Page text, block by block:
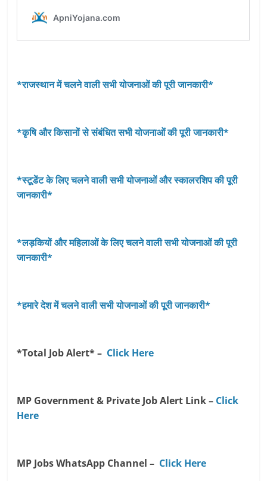
*राजस्‍थान में चलने वाली सभी योजनाओं की पूरी जानकारी*
*कृषि और किसानों से संबंधित सभी योजनाओं की पूरी जानकारी*
*स्टूडेंट के लिए चलने वाली सभी योजनाओं और स्कालरशिप की पूरी
जानकारी*
*लड़कियों और महिलाओं के लिए चलने वाली सभी योजनाओं की पूरी
जानकारी*
*हमारे देश में चलने वाली सभी योजनाओं की पूरी जानकारी*
*Total Job Alert* – Click Here
MP Government & Private Job Alert Link – Click
Here
MP Jobs WhatsApp Channel – Click Here